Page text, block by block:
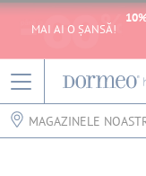
MAI AI O ȘANSĂ!
MAGAZINELE